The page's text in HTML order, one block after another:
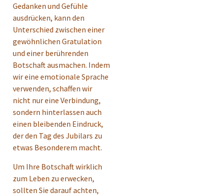
Gedanken und Gefühle
ausdrücken, kann den
Unterschied zwischen einer
gewöhnlichen Gratulation
und einer berührenden
Botschaft ausmachen. Indem
wir eine emotionale Sprache
verwenden, schaffen wir
nicht nur eine Verbindung,
sondern hinterlassen auch
einen bleibenden Eindruck,
der den Tag des Jubilars zu
etwas Besonderem macht.
Um Ihre Botschaft wirklich
zum Leben zu erwecken,
sollten Sie darauf achten,